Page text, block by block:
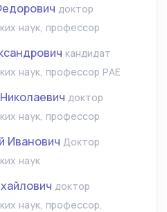
доктор
наук, профессор
кандидат
наук, профессор РАЕ
доктор
наук, профессор
Иванович Доктор
наук
доктор
наук, профессор,